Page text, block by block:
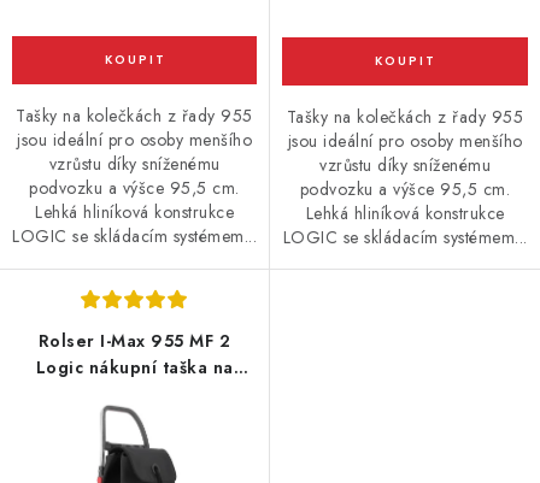
Tašky na kolečkách z řady 955
jsou ideální pro osoby menšího
vzrůstu díky sníženému
podvozku a výšce 95,5 cm.
Lehká hliníková konstrukce
LOGIC se skládacím systémem...
Tašky na kolečkách z řady 955
jsou ideální pro osoby menšího
vzrůstu díky sníženému
podvozku a výšce 95,5 cm.
Lehká hliníková konstrukce
LOGIC se skládacím systémem...
Rolser I-Max 955 MF 2
Logic nákupní taška na